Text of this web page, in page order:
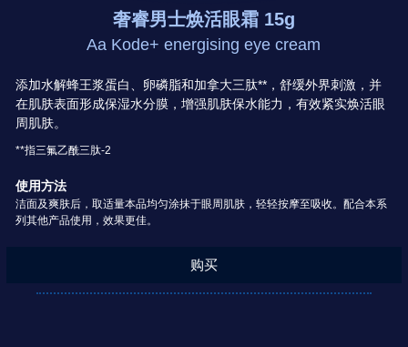
奢睿男士焕活眼霜 15g
Aa Kode+ energising eye cream
添加水解蜂王浆蛋白、卵磷脂和加拿大三肽**，舒缓外界刺激，并
在肌肤表面形成保湿水分膜，增强肌肤保水能力，有效紧实焕活眼
周肌肤。
**指三氟乙酰三肽-2
使用方法
洁面及爽肤后，取适量本品均匀涂抹于眼周肌肤，轻轻按摩至吸收。配合本系
列其他产品使用，效果更佳。
购买